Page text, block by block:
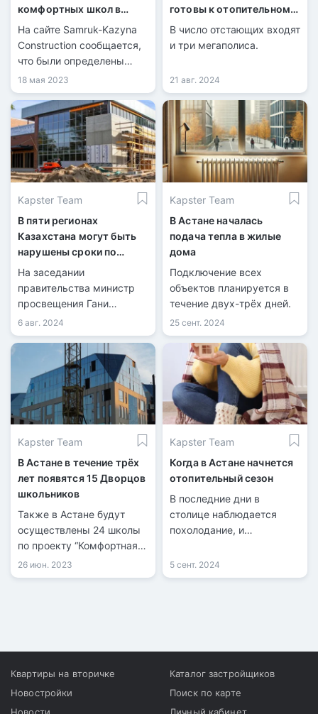
комфортных школ в
Казахстане
На сайте Samruk-Kazyna
Construction сообщается,
что были определены
победители конкурса на
строительство
комфортных школ в
Казахстане.
18 мая 2023
готовы к отопительному
сезону?
В число отстающих входят
и три мегаполиса.
21 авг. 2024
Kapster Team
В пяти регионах
Казахстана могут быть
нарушены сроки по
восстановлению школ
На заседании
правительства министр
просвещения Гани
Бейсембаев сообщил о
работе по
восстановлению школ и
детских садов после
паводков.
6 авг. 2024
Kapster Team
В Астане началась
подача тепла в жилые
дома
Подключение всех
объектов планируется в
течение двух-трёх дней.
25 сент. 2024
Kapster Team
В Астане в течение трёх
лет появятся 15 Дворцов
школьников
Также в Астане будут
осуществлены 24 школы
по проекту “Комфортная
школа”.
26 июн. 2023
Kapster Team
Когда в Астане начнется
отопительный сезон
В последние дни в
столице наблюдается
похолодание, и
опускается до 5-7
градусов.
5 сент. 2024
Квартиры на вторичке
Новостройки
Каталог застройщиков
Поиск по карте